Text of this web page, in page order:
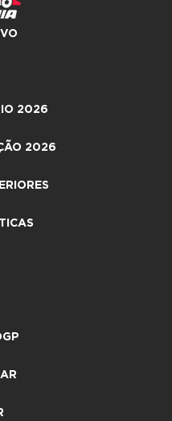
2026
2026